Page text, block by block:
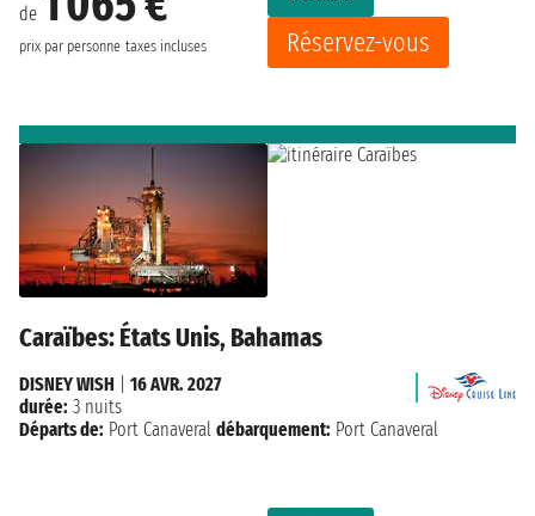
de
prix par personne taxes incluses
Réservez-vous
Caraïbes: États Unis, Bahamas
DISNEY WISH
16 AVR. 2027
durée: 3 nuits
Départs de: Port Canaveral débarquement: Port Canaveral